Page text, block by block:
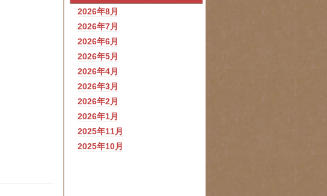
2026年8月
2026年7月
2026年6月
2026年5月
2026年4月
2026年3月
2026年2月
2026年1月
2025年11月
2025年10月